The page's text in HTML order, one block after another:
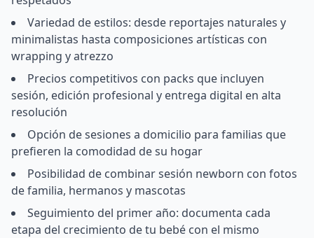
Variedad de estilos: desde reportajes naturales y
minimalistas hasta composiciones artísticas con
wrapping y atrezzo
Precios competitivos con packs que incluyen
sesión, edición profesional y entrega digital en alta
resolución
Opción de sesiones a domicilio para familias que
prefieren la comodidad de su hogar
Posibilidad de combinar sesión newborn con fotos
de familia, hermanos y mascotas
Seguimiento del primer año: documenta cada
etapa del crecimiento de tu bebé con el mismo